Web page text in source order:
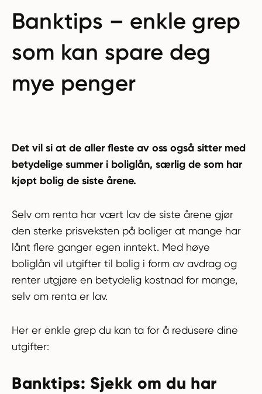
Banktips – enkle grep
som kan spare deg
mye penger
Det vil si at de aller fleste av oss også sitter med
betydelige summer i boliglån, særlig de som har
kjøpt bolig de siste årene.
Selv om renta har vært lav de siste årene gjør
den sterke prisveksten på boliger at mange har
lånt flere ganger egen inntekt. Med høye
boliglån vil utgifter til bolig i form av avdrag og
renter utgjøre en betydelig kostnad for mange,
selv om renta er lav.
Her er enkle grep du kan ta for å redusere dine
utgifter:
Banktips: Sjekk om du har